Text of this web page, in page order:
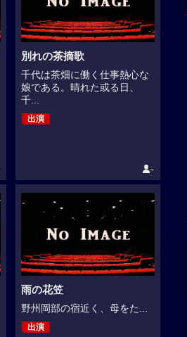
別れの茶摘歌
千代は茶畑に働く仕事熱心な
娘である。晴れた或る日、
千...
出演
-
雨の花笠
野州岡部の宿近く、母をた...
出演